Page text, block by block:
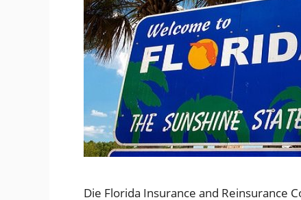
Die Florida Insurance and Reinsurance